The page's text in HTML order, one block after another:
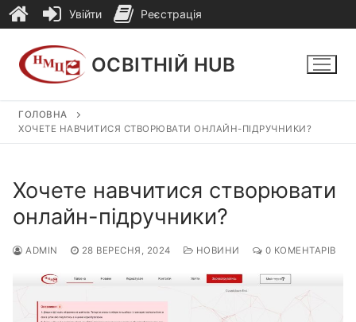
вмісту
ОСВІТНІЙ HUB
ГОЛОВНА
ХОЧЕТЕ НАВЧИТИСЯ СТВОРЮВАТИ ОНЛАЙН-ПІДРУЧНИКИ?
Хочете навчитися створювати
онлайн-підручники?
ADMIN 28 ВЕРЕСНЯ, 2024 НОВИНИ 0 КОМЕНТАРІВ
Увійти Реєстрація